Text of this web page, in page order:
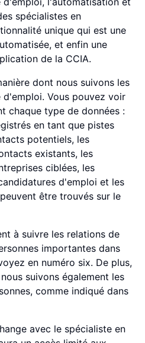
spécialistes en
unique qui est une
et enfin une
de la CCIA.
dont nous suivons les
d'emploi. Vous pouvez voir
chaque type de données :
en tant que pistes
potentiels, les
existants, les
ciblées, les
d'emploi et les
être trouvés sur le
à suivre les relations de
importantes dans
en numéro six. De plus,
suivons également les
comme indiqué dans
avec le spécialiste en